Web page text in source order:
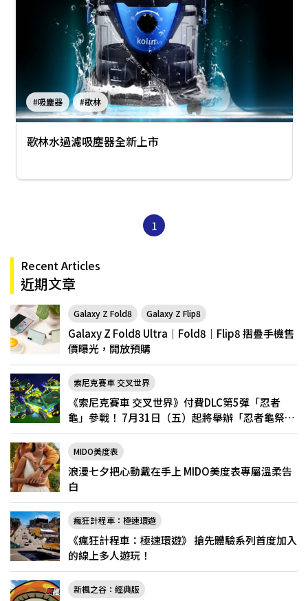
#吸塵器 #歌林
歌林水過濾吸塵器全新上市
1
Recent Articles
近期文章
Galaxy Z Fold8 Galaxy Z Flip8
Galaxy Z Fold8 Ultra｜Fold8｜Flip8 摺疊手機售
價曝光，開放預購
索尼克賽車 交叉世界
《索尼克賽車 交叉世界》付費DLC第5彈「忍者
龜」參戰！ 7月31日（五）起將舉辦「忍者龜祭
典」
MIDO美度表
浪漫七夕把心動戴在手上 MIDO美度表專屬溫柔告
白
瘋狂計程車：極速環遊
《瘋狂計程車：極速環遊》 搶先體驗系列首度加入
的線上多人遊玩！
新楓之谷：經典版